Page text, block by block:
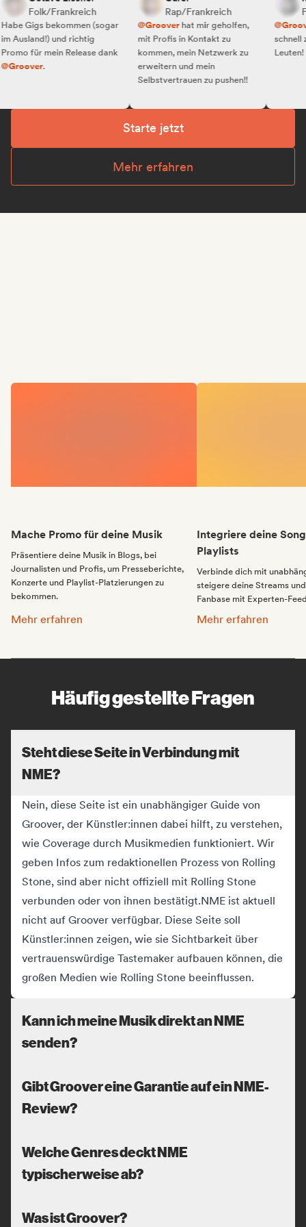
Folk/Frankreich
Gigs bekommen (sogar
und richtig
für mein Release dank
.
Rap/Frankreich
@Grooverhat mir geholfen,
mit Profis in Kontakt zu
kommen, mein Netzwerk zu
erweitern und mein
Selbstvertrauen zu pushen!!
@Groover
schnell zu
Leuten!
Starte jetzt
Mehr erfahren
Mache Promo für deine Musik
Präsentiere deine Musik in Blogs, bei
Journalisten und Profis, um Presseberichte,
Konzerte und Playlist-Platzierungen zu
bekommen.
Mache Promo für deine Musik:
Mehr erfahren
Integriere deine
Playlists
Verbinde dich mit
steigere deine Streams
Fanbase mit Experten-
Integriere deine
Mehr erfahren
Häufig gestellte Fragen
Steht diese Seite in Verbindung mit
NME?
Nein, diese Seite ist ein unabhängiger Guide von
Groover, der Künstler:innen dabei hilft, zu verstehen,
wie Coverage durch Musikmedien funktioniert. Wir
geben Infos zum redaktionellen Prozess von Rolling
Stone, sind aber nicht offiziell mit Rolling Stone
verbunden oder von ihnen bestätigt.NME ist aktuell
nicht auf Groover verfügbar. Diese Seite soll
Künstler:innen zeigen, wie sie Sichtbarkeit über
vertrauenswürdige Tastemaker aufbauen können, die
großen Medien wie Rolling Stone beeinflussen.
Kann ich meine Musik direkt an NME
senden?
Gibt Groover eine Garantie auf ein NME-
Review?
Welche Genres deckt NME
typischerweise ab?
Was ist Groover?